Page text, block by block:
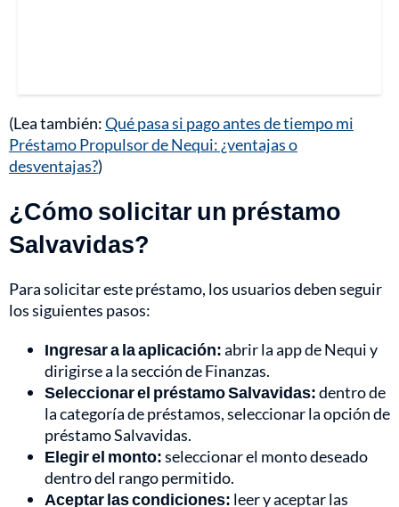
(Lea también:Qué pasa si pago antes de tiempo mi
Préstamo Propulsor de Nequi: ¿ventajas o
desventajas?)
¿Cómo solicitar un préstamo
Salvavidas?
Para solicitar este préstamo, los usuarios deben seguir
los siguientes pasos:
Ingresar a la aplicación:abrir la app de Nequi y
dirigirse a la sección de Finanzas.
Seleccionar el préstamo Salvavidas:dentro de
la categoría de préstamos, seleccionar la opción de
préstamo Salvavidas.
Elegir el monto:seleccionar el monto deseado
dentro del rango permitido.
Aceptar las condiciones: leer y aceptar las